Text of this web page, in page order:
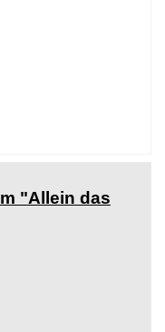
"Allein das